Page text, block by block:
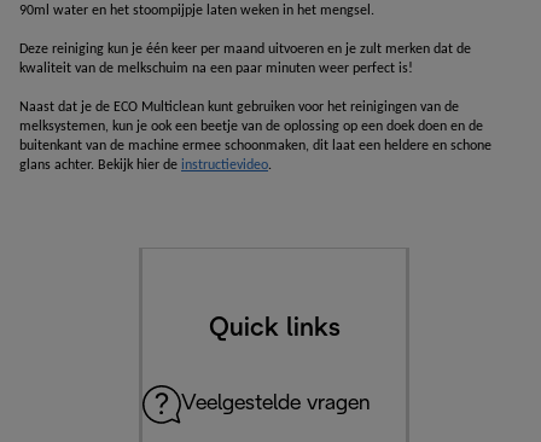
90ml water en het stoompijpje laten weken in het mengsel.
Deze reiniging kun je één keer per maand uitvoeren en je zult merken dat de
kwaliteit van de melkschuim na een paar minuten weer perfect is!
Naast dat je de ECO Multiclean kunt gebruiken voor het reinigingen van de
melksystemen, kun je ook een beetje van de oplossing op een doek doen en de
buitenkant van de machine ermee schoonmaken, dit laat een heldere en schone
glans achter. Bekijk hier de instructievideo.
Quick links
Veelgestelde vragen